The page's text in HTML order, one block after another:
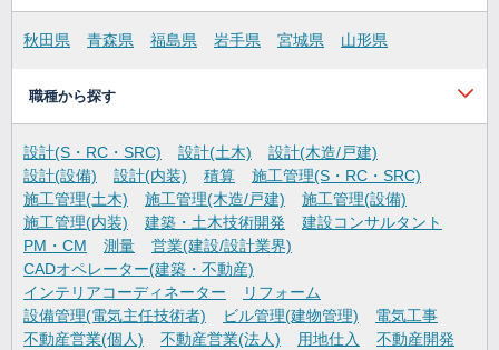
秋田県 青森県 福島県 岩手県 宮城県 山形県
職種から探す
設計(S・RC・SRC) 設計(土木)
設計(木造/戸建)
設計(設備)
設計(内装) 積算
施工管理(S・RC・SRC)
施工管理(土木)
施工管理(木造/戸建)
施工管理(設備)
施工管理(内装)
建築・土木技術開発
建設コンサルタント
PM・CM
測量
営業(建設/設計業界)
CADオペレーター(建築・不動産)
インテリアコーディネーター
リフォーム
設備管理(電気主任技術者)
ビル管理(建物管理)
電気工事
不動産営業(個人)
不動産営業(法人) 用地仕入
不動産開発